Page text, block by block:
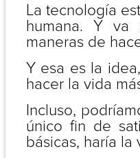
La tecnología
humana. Y va
maneras de
Y esa es la
hacer la vida
Incluso,
único fin de
básicas, haría la